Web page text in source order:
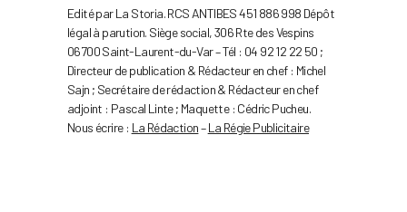
Edité par La Storia. RCS ANTIBES 451 886 998 Dépôt
légal à parution. Siège social, 306 Rte des Vespins
06700 Saint-Laurent-du-Var – Tél : 04 92 12 22 50 ;
Directeur de publication & Rédacteur en chef : Michel
Sajn ; Secrétaire de rédaction & Rédacteur en chef
adjoint : Pascal Linte ; Maquette : Cédric Pucheu.
Nous écrire : La Rédaction–La Régie Publicitaire